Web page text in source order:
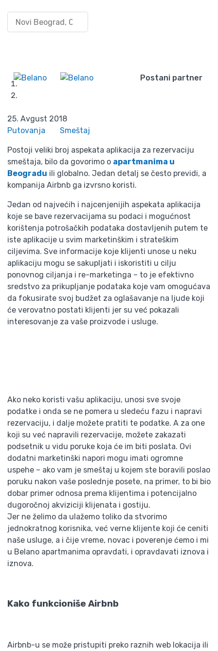
Postani partner
AirbnB Beograd –
dobar domaćin za ceo
25. Avgust 2018
Putovanja
Smeštaj
Postoji veliki broj aspekata aplikacija za rezervaciju
smeštaja, bilo da govorimo o apartmanima u
Beogradu ili globalno. Jedan detalj se često previdi, a
kompanija Airbnb ga izvrsno koristi.
Jedan od najvećih i najcenjenijih aspekata aplikacija
koje se bave rezervacijama su podaci i mogućnost
korištenja potrošačkih podataka dostavljenih putem te
iste aplikacije u svim marketinškim i strateškim
ciljevima. Sve informacije koje klijenti unose u neku
aplikaciju mogu se sakupljati i iskoristiti u cilju
ponovnog ciljanja i re-marketinga – to je efektivno
sredstvo za prikupljanje podataka koje vam omogućava
da fokusirate svoj budžet za oglašavanje na ljude koji
će verovatno postati klijenti jer su već pokazali
interesovanje za vaše proizvode i usluge.
Ako neko koristi vašu aplikaciju, unosi sve svoje
podatke i onda se ne pomera u sledeću fazu i napravi
rezervaciju, i dalje možete pratiti te podatke. A za one
koji su već napravili rezervacije, možete zakazati
podsetnik u vidu poruke koja će im biti poslata. Ovi
dodatni marketinški napori mogu imati ogromne
uspehe – ako vam je smeštaj u kojem ste boravili poslao
poruku nakon vaše poslednje posete, na primer, to bi bio
dobar primer odnosa prema klijentima i potencijalno
dugoročnoj akviziciji klijenata i gostiju.
Jer ne želimo da ulažemo toliko da stvorimo
jednokratnog korisnika, već verne klijente koji će ceniti
naše usluge, a i čije vreme, novac i poverenje ćemo i mi
u Belano apartmanima opravdati, i opravdavati iznova i
iznova.
Kako funkcioniše Airbnb
Airbnb-u se može pristupiti preko raznih web lokacija ili